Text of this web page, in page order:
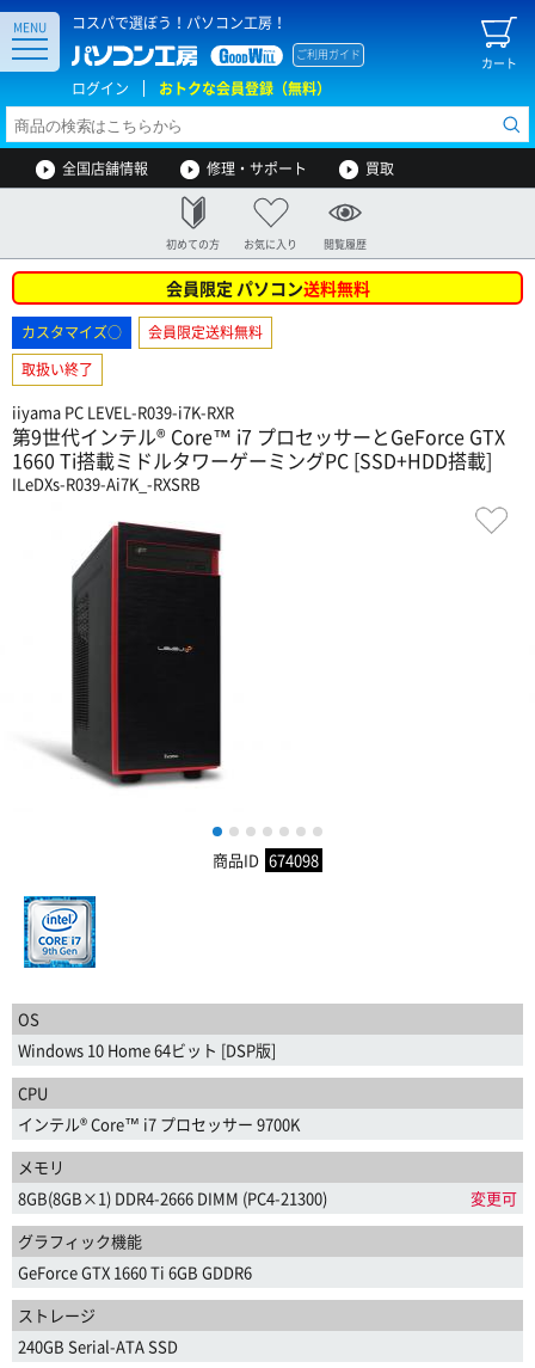
コスパで選ぼう！パソコン工房！
カート
ご利用ガイド
ログイン おトクな会員登録（無料）
MENU
全国店舗情報 修理・サポート 買取
初めての方 お気に入り 閲覧履歴
会員限定 パソコン送料無料
カスタマイズ○
会員限定送料無料
取扱い終了
iiyama PC LEVEL-R039-i7K-RXR
第9世代インテル® Core™ i7 プロセッサーとGeForce GTX
1660 Ti搭載ミドルタワーゲーミングPC [SSD+HDD搭載]
ILeDXs-R039-Ai7K_-RXSRB
1 2 3 4 5 6
商品ID 674098
OS
Windows 10 Home 64ビット [DSP版]
CPU
インテル® Core™ i7 プロセッサー 9700K
メモリ
8GB(8GB×1) DDR4-2666 DIMM (PC4-21300)
変更可
グラフィック機能
GeForce GTX 1660 Ti 6GB GDDR6
ストレージ
240GB Serial-ATA SSD